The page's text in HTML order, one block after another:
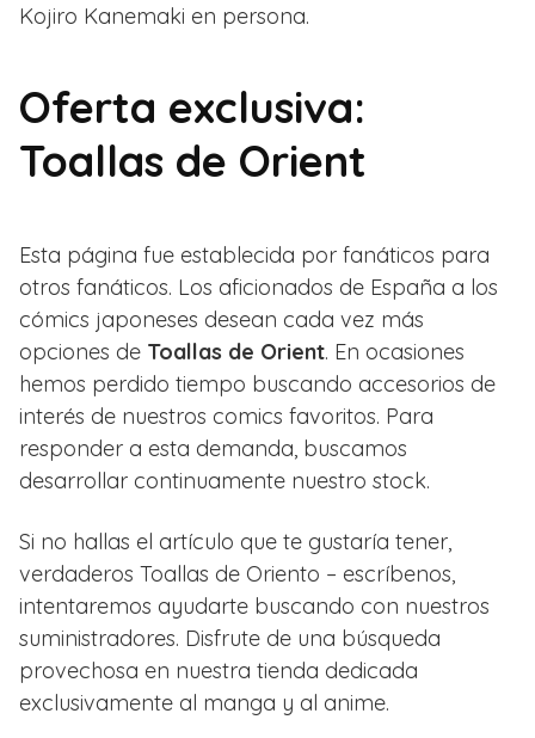
Kojiro Kanemaki en persona.
Oferta exclusiva:
Toallas de Orient
Esta página fue establecida por fanáticos para
otros fanáticos. Los aficionados de España a los
cómics japoneses desean cada vez más
opciones de Toallas de Orient. En ocasiones
hemos perdido tiempo buscando accesorios de
interés de nuestros comics favoritos. Para
responder a esta demanda, buscamos
desarrollar continuamente nuestro stock.
Si no hallas el artículo que te gustaría tener,
verdaderos Toallas de Oriento – escríbenos,
intentaremos ayudarte buscando con nuestros
suministradores. Disfrute de una búsqueda
provechosa en nuestra tienda dedicada
exclusivamente al manga y al anime.